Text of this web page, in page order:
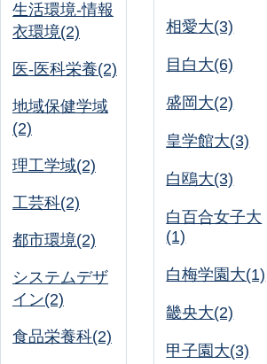
生活環境-情報
衣環境(2)
医-医科栄養(2)
地域保健学域
(2)
理工学域(2)
工芸科(2)
都市環境(2)
システムデザ
イン(2)
食品栄養科(2)
相愛大(3)
目白大(6)
盛岡大(2)
皇学館大(3)
白鴎大(3)
白百合女子大
(1)
白梅学園大(1)
畿央大(2)
甲子園大(3)